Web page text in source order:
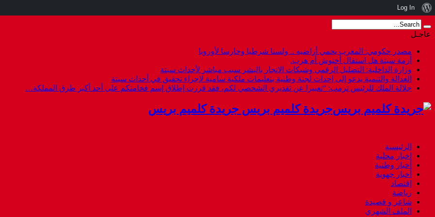
عاجـل
مصدر حكومي: المغرب يحمي أراضيه .. ولسنا شرطيا وحارسا لأوروبا
أزمة سبتة هل استقال أخنوش أم هرب.
وزارة الداخلية: التضليل الرقمي وشبكات الاتجار بالبشر سبب مباشر لأحداث سبتة
العدالة والتنمية يدعو إلى إحداث لجنة وطنية بتعليمات ملكية سامية لإجراء تحقيق في أحداث سبتة
جلالة الملك للرئيس ترمب: “تعبيرا عن تقديري الشخصي لكم، فقد قررت إطلاق إسم فخامتكم على أحد أكبر طرق المملكة…
جريدة كلميم بريس جريدة كلميم بريس
الرئيسية
اخبار محلية
أخبار وطنية
أخبار جهوية
إقتصاد
رياضة
شاعر و قصيدة
الملف الشهري
نبذة
عن
ووردبريس
Log In